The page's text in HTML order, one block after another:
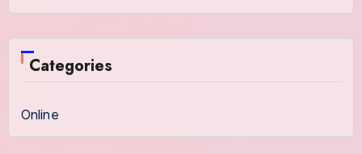
Categories
Online